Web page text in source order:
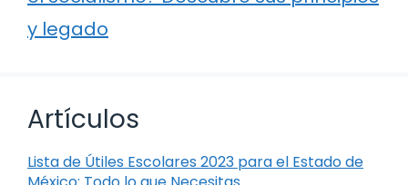
y legado
Artículos
Lista de Útiles Escolares 2023 para el Estado de